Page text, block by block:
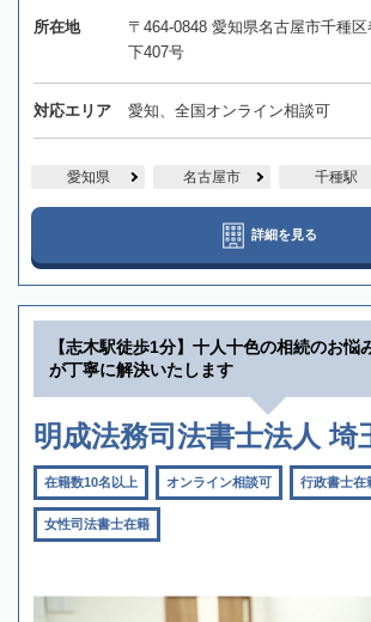
所在地
〒464-0848 愛知県名古屋市千種
下407号
対応エリア 愛知、全国オンライン相談可
愛知県 名古屋市 千種駅
詳細を見る
【志木駅徒歩1分】十人十色の相続のお悩
が丁寧に解決いたします
明成法務司法書士法人 埼
在籍数10名以上 オンライン相談可 行政書士在
女性司法書士在籍